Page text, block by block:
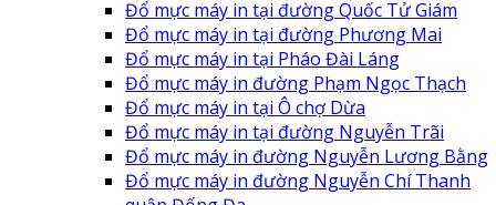
Đổ mực máy in tại đường Quốc Tử Giám
Đổ mực máy in tại đường Phương Mai
Đổ mực máy in tại Pháo Đài Láng
Đổ mực máy in đường Phạm Ngọc Thạch
Đổ mực máy in tại Ô chợ Dừa
Đổ mực máy in tại đường Nguyễn Trãi
Đổ mực máy in đường Nguyễn Lương Bằng
Đổ mực máy in đường Nguyễn Chí Thanh